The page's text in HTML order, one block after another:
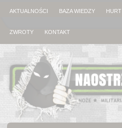
AKTUALNOŚCI BAZA WIEDZY HURT
ZWROTY KONTAKT